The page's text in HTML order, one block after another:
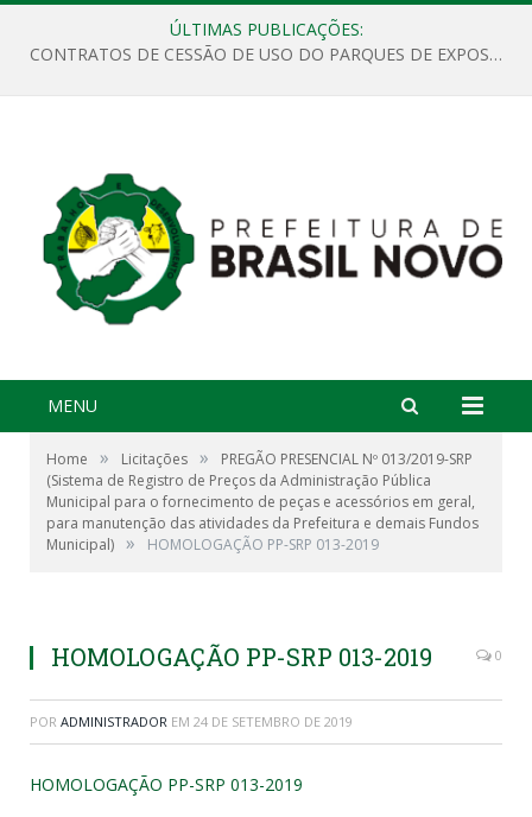
ÚLTIMAS PUBLICAÇÕES:
CONTRATOS DE CESSÃO DE USO DO PARQUES DE EXPOSIÇÕES “ORESTES BELIQUE”
MENU
Home » Licitações »
PREGÃO PRESENCIAL Nº 013/2019-SRP
(Sistema de Registro de Preços da Administração Pública
Municipal para o fornecimento de peças e acessórios em geral,
para manutenção das atividades da Prefeitura e demais Fundos
Municipal) » HOMOLOGAÇÃO PP-SRP 013-2019
HOMOLOGAÇÃO PP-SRP 013-2019 0
POR ADMINISTRADOR EM 24 DE SETEMBRO DE 2019
HOMOLOGAÇÃO PP-SRP 013-2019